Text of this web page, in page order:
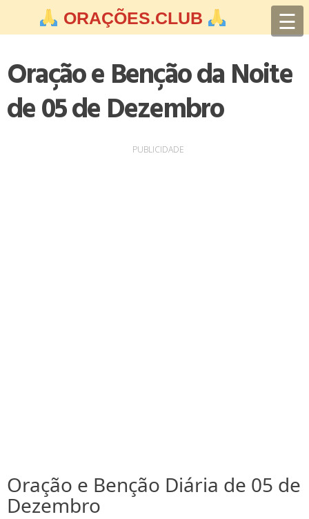
ORAÇÕES.CLUB ☰
Oração e Benção da Noite
de 05 de Dezembro
PUBLICIDADE
Oração e Benção Diária de 05 de
Dezembro